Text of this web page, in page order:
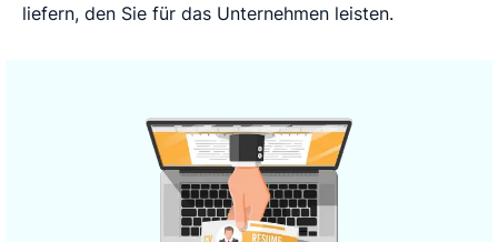
liefern, den Sie für das Unternehmen leisten.